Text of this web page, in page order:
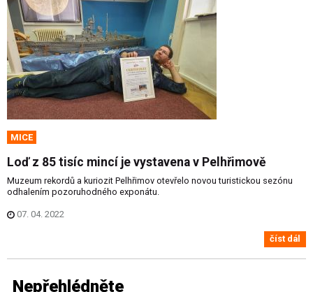
MICE
Loď z 85 tisíc mincí je vystavena v Pelhřimově
Muzeum rekordů a kuriozit Pelhřimov otevřelo novou turistickou sezónu
odhalením pozoruhodného exponátu.
07. 04. 2022
číst dál
Nepřehlédněte